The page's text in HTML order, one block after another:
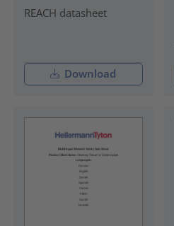
REACH datasheet
Download